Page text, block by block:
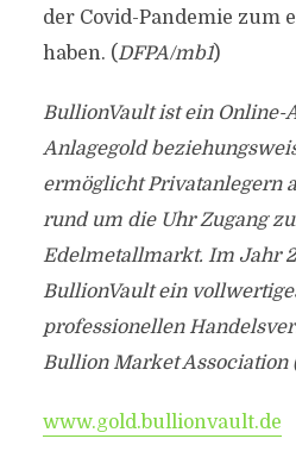
der Covid-Pandemie zum
haben. (DFPA/mb1)
BullionVault ist ein
Anlagegold
ermöglicht Privatanlegern
rund um die Uhr Zugang
Edelmetallmarkt. Im Jahr
BullionVault ein
professionellen
Bullion Market Association
www.gold.bullionvault.de